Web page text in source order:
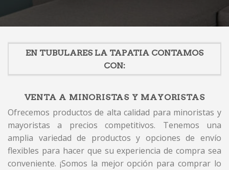
EN TUBULARES LA TAPATIA CONTAMOS
CON:
VENTA A MINORISTAS Y MAYORISTAS
Ofrecemos productos de alta calidad para minoristas y
mayoristas a precios competitivos. Tenemos una
amplia variedad de productos y opciones de envío
flexibles para hacer que su experiencia de compra sea
conveniente. ¡Somos la mejor opción para comprar lo